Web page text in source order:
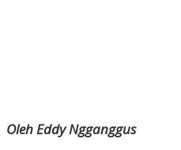
Oleh Eddy Ngganggus